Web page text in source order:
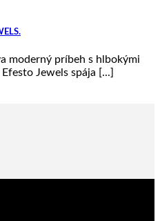
moderný príbeh s hlbokými
Jewels spája [...]